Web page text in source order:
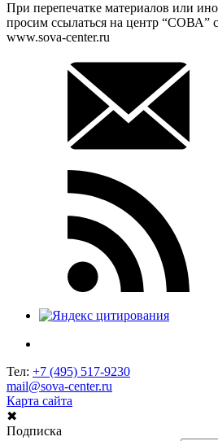
При перепечатке материалов или
просим ссылаться на центр “СОВА”
www.sova-center.ru
Тел: +7 (495) 517-9230
mail@sova-center.ru
Карта сайта
✖
Подписка